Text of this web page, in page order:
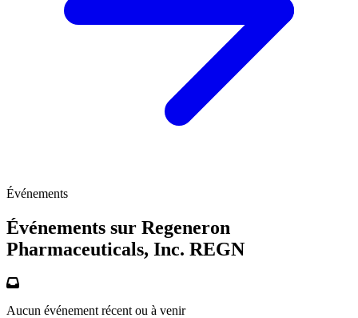
Événements
Événements sur Regeneron
Pharmaceuticals, Inc. REGN
Aucun événement récent ou à venir